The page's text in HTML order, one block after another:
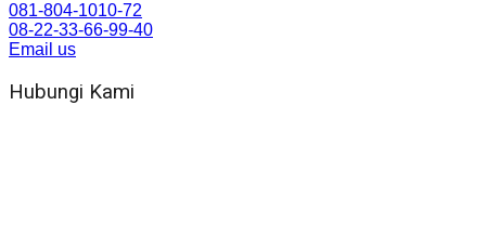
081-804-1010-72
08-22-33-66-99-40
Email us
Hubungi Kami